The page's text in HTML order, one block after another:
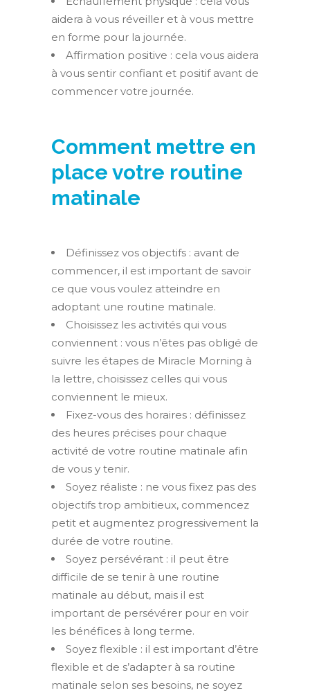
aidera à vous réveiller et à vous mettre
en forme pour la journée.
Affirmation positive : cela vous aidera
à vous sentir confiant et positif avant de
commencer votre journée.
Comment mettre en
place votre routine
matinale
Définissez vos objectifs : avant de
commencer, il est important de savoir
ce que vous voulez atteindre en
adoptant une routine matinale.
Choisissez les activités qui vous
conviennent : vous n’êtes pas obligé de
suivre les étapes de Miracle Morning à
la lettre, choisissez celles qui vous
conviennent le mieux.
Fixez-vous des horaires : définissez
des heures précises pour chaque
activité de votre routine matinale afin
de vous y tenir.
Soyez réaliste : ne vous fixez pas des
objectifs trop ambitieux, commencez
petit et augmentez progressivement la
durée de votre routine.
Soyez persévérant : il peut être
difficile de se tenir à une routine
matinale au début, mais il est
important de persévérer pour en voir
les bénéfices à long terme.
Soyez flexible : il est important d’être
flexible et de s’adapter à sa routine
matinale selon ses besoins, ne soyez